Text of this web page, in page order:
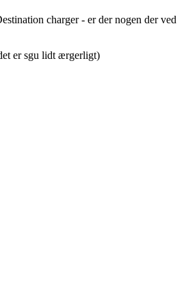
charger - er der nogen der ved
er sgu lidt ærgerligt)